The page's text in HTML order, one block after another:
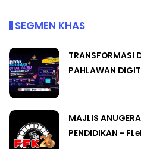
SEGMEN KHAS
TRANSFORMASI
PAHLAWAN
MAJLIS
PENDIDIKAN -